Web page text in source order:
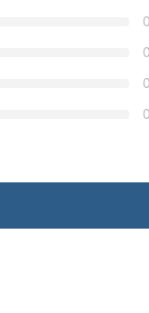
0
0
0
0